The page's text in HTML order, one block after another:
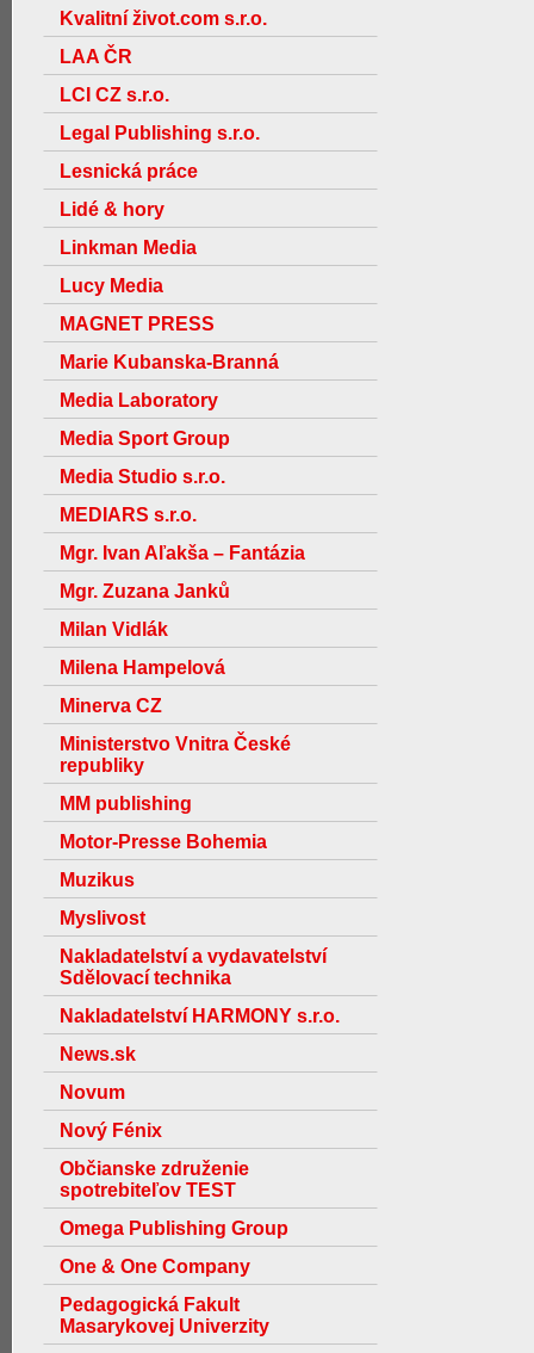
Kvalitní život.com s.r.o.
LAA ČR
LCI CZ s.r.o.
Legal Publishing s.r.o.
Lesnická práce
Lidé & hory
Linkman Media
Lucy Media
MAGNET PRESS
Marie Kubanska-Branná
Media Laboratory
Media Sport Group
Media Studio s.r.o.
MEDIARS s.r.o.
Mgr. Ivan Aľakša – Fantázia
Mgr. Zuzana Janků
Milan Vidlák
Milena Hampelová
Minerva CZ
Ministerstvo Vnitra České
republiky
MM publishing
Motor-Presse Bohemia
Muzikus
Myslivost
Nakladatelství a vydavatelství
Sdělovací technika
Nakladatelství HARMONY s.r.o.
News.sk
Novum
Nový Fénix
Občianske združenie
spotrebiteľov TEST
Omega Publishing Group
One & One Company
Pedagogická Fakult
Masarykovej Univerzity